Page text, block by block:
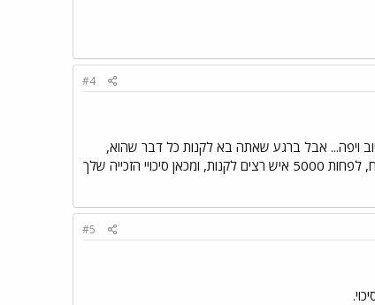
#4
ויפה... אבל ברגע שאתה בא לקנות כל דבר שהוא,
אתה תיווכח לגלות כי אזל המלאי... פשוט מאוד, ברגע שיש משהו כמו 5 מצלמות דיגיטליות במחיר של 100 ש"ח, לפחות 5000 איש רצים לקנות, ומכאן סיכויי הזכייה שלך
#5